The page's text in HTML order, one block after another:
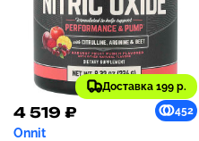
Доставка 199 р.
4 519 ₽ 452
Onnit